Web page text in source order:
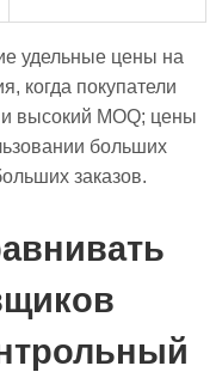
удельные цены на
когда покупатели
высокий MOQ; цены
больших
заказов.